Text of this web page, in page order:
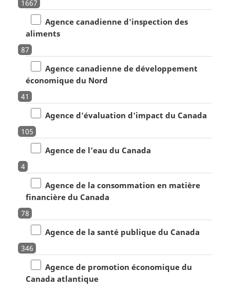
1667
Agence canadienne d'inspection des
aliments
87
Agence canadienne de développement
économique du Nord
41
Agence d'évaluation d'impact du Canada
105
Agence de l’eau du Canada
4
Agence de la consommation en matière
financière du Canada
78
Agence de la santé publique du Canada
346
Agence de promotion économique du
Canada atlantique